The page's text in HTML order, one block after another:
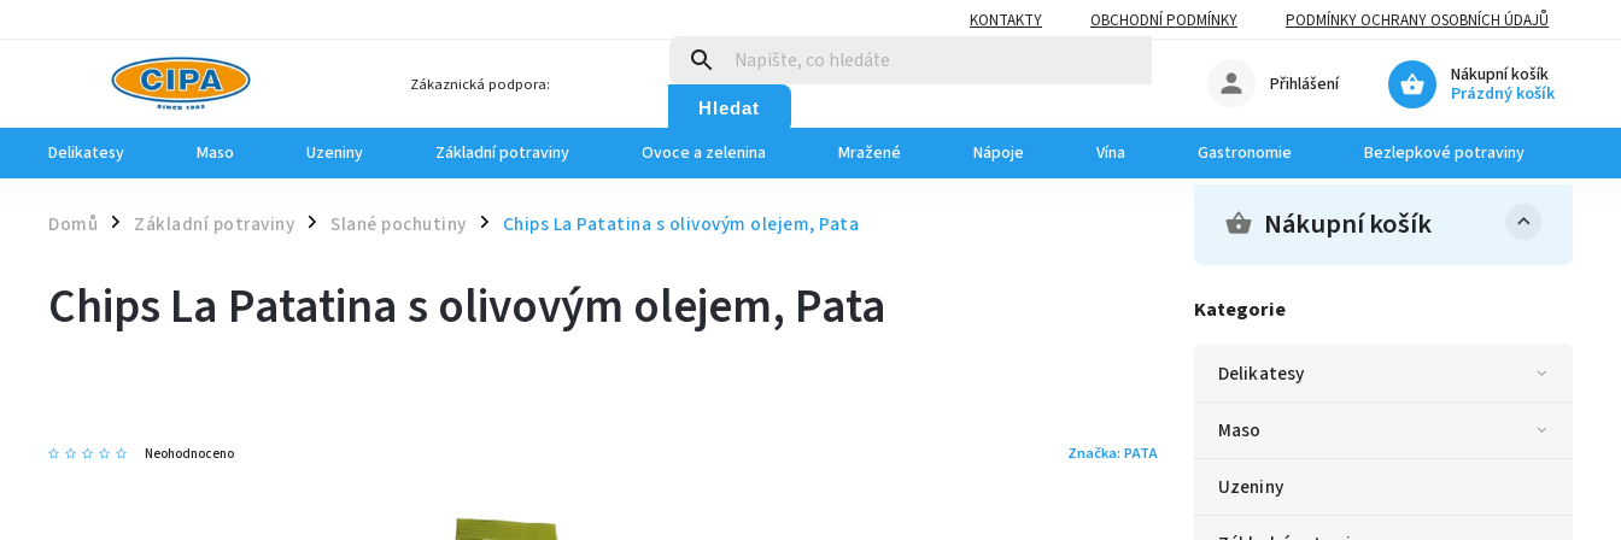
KONTAKTY OBCHODNÍ PODMÍNKY PODMÍNKY OCHRANY OSOBNÍCH ÚDAJŮ
Zákaznická podpora:
Hledat
Nákupní košík
Prázdný košík
Přihlášení
Delikatesy Maso Uzeniny Základní potraviny Ovoce a zelenina Mražené Nápoje Vína Gastronomie Bezlepkové potraviny
Domů / Základní potraviny / Slané pochutiny / Chips La Patatina s olivovým olejem, Pata Nákupní košík
Kategorie
Delikatesy
Maso
Uzeniny
Chips La Patatina s olivovým olejem, Pata
Neohodnoceno Značka: PATA